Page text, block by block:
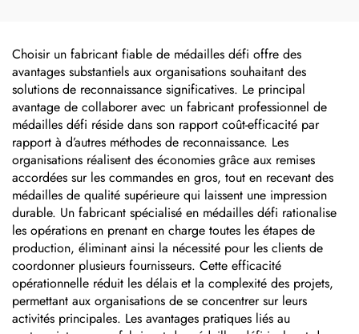
étiquettes gravées au
laser, plaques nominatives
en aluminium anodisé,
autocollant
Choisir un fabricant fiable de médailles défi offre des
avantages substantiels aux organisations souhaitant des
solutions de reconnaissance significatives. Le principal
avantage de collaborer avec un fabricant professionnel de
médailles défi réside dans son rapport coût-efficacité par
rapport à d’autres méthodes de reconnaissance. Les
organisations réalisent des économies grâce aux remises
accordées sur les commandes en gros, tout en recevant des
médailles de qualité supérieure qui laissent une impression
durable. Un fabricant spécialisé en médailles défi rationalise
les opérations en prenant en charge toutes les étapes de
production, éliminant ainsi la nécessité pour les clients de
coordonner plusieurs fournisseurs. Cette efficacité
opérationnelle réduit les délais et la complexité des projets,
permettant aux organisations de se concentrer sur leurs
activités principales. Les avantages pratiques liés au